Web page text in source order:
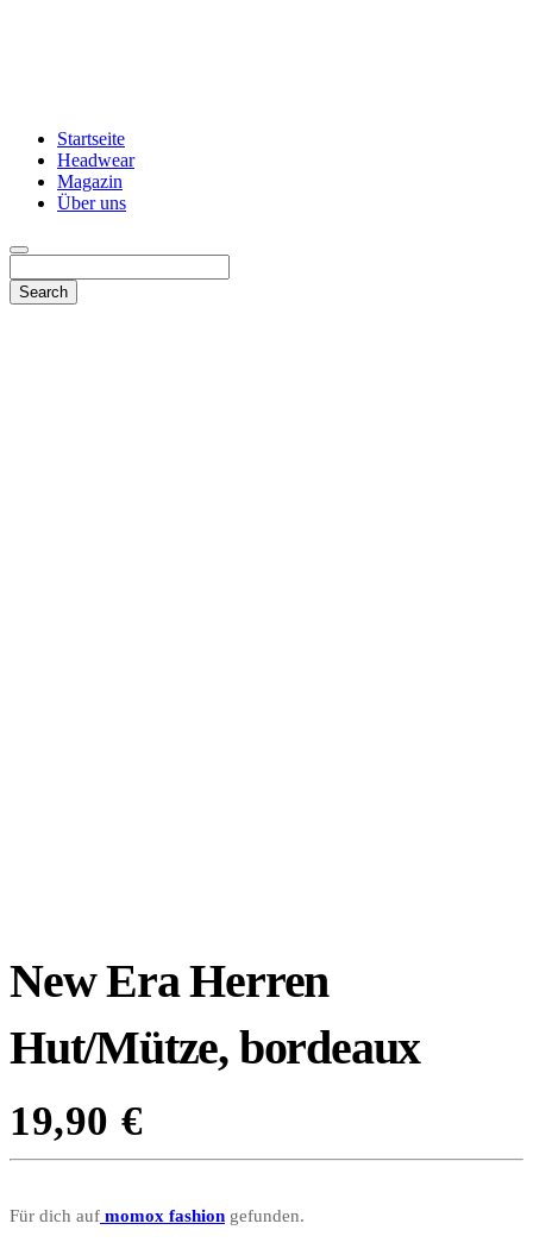
Startseite
Headwear
Magazin
Über uns
New Era Herren
Hut/Mütze, bordeaux
19,90 €
Für dich auf momox fashion gefunden.